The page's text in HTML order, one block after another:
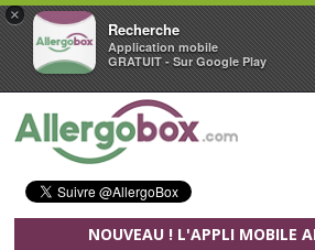
×
Recherche
Application mobile
GRATUIT - Sur Google Play
Aller au contenu principal
NOUVEAU ! L'APPLI MOBILE